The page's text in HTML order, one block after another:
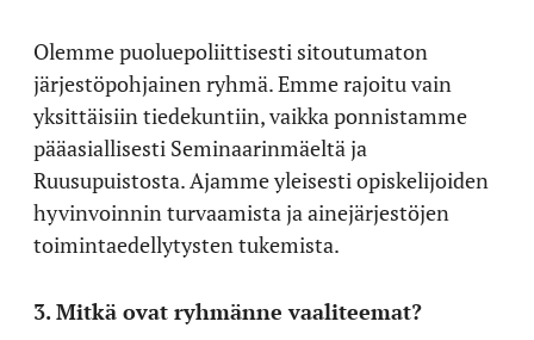
Olemme puoluepoliittisesti sitoutumaton
järjestöpohjainen ryhmä. Emme rajoitu vain
yksittäisiin tiedekuntiin, vaikka ponnistamme
pääasiallisesti Seminaarinmäeltä ja
Ruusupuistosta. Ajamme yleisesti opiskelijoiden
hyvinvoinnin turvaamista ja ainejärjestöjen
toimintaedellytysten tukemista.
3. Mitkä ovat ryhmänne vaaliteemat?